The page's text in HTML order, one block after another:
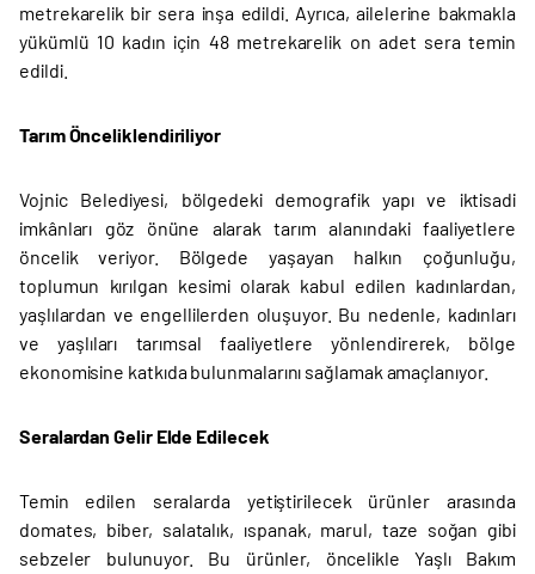
metrekarelik bir sera inşa edildi. Ayrıca, ailelerine bakmakla
yükümlü 10 kadın için 48 metrekarelik on adet sera temin
edildi.
Tarım Önceliklendiriliyor
Vojnic Belediyesi, bölgedeki demografik yapı ve iktisadi
imkânları göz önüne alarak tarım alanındaki faaliyetlere
öncelik veriyor. Bölgede yaşayan halkın çoğunluğu,
toplumun kırılgan kesimi olarak kabul edilen kadınlardan,
yaşlılardan ve engellilerden oluşuyor. Bu nedenle, kadınları
ve yaşlıları tarımsal faaliyetlere yönlendirerek, bölge
ekonomisine katkıda bulunmalarını sağlamak amaçlanıyor.
Seralardan Gelir Elde Edilecek
Temin edilen seralarda yetiştirilecek ürünler arasında
domates, biber, salatalık, ıspanak, marul, taze soğan gibi
sebzeler bulunuyor. Bu ürünler, öncelikle Yaşlı Bakım